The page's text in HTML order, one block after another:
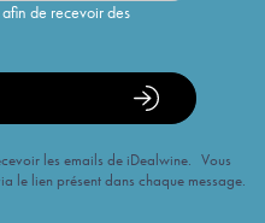
de recevoir des
les emails de iDealwine. Vous
le lien présent dans chaque message.